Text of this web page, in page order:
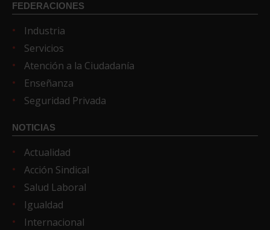
FEDERACIONES
Industria
Servicios
Atención a la Ciudadanía
Enseñanza
Seguridad Privada
NOTICIAS
Actualidad
Acción Sindical
Salud Laboral
Igualdad
Internacional